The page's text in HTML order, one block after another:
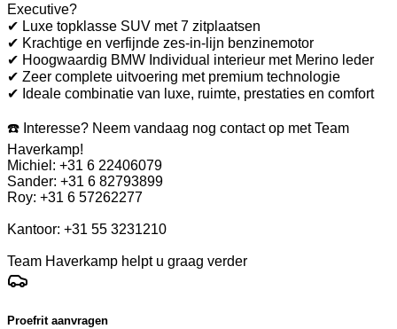
Executive?
✔ Luxe topklasse SUV met 7 zitplaatsen
✔ Krachtige en verfijnde zes-in-lijn benzinemotor
✔ Hoogwaardig BMW Individual interieur met Merino leder
✔ Zeer complete uitvoering met premium technologie
✔ Ideale combinatie van luxe, ruimte, prestaties en comfort
☎️ Interesse? Neem vandaag nog contact op met Team
Haverkamp!
Michiel: +31 6 22406079
Sander: +31 6 82793899
Roy: +31 6 57262277
Kantoor: +31 55 3231210
Team Haverkamp helpt u graag verder
Proefrit aanvragen